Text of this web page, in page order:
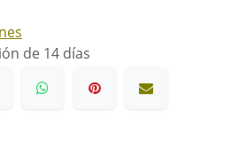
de 14 días